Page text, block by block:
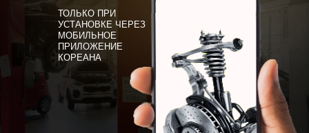
ТОЛЬКО ПРИ
УСТАНОВКЕ ЧЕРЕЗ
МОБИЛЬНОЕ
ПРИЛОЖЕНИЕ
КОРЕАНА